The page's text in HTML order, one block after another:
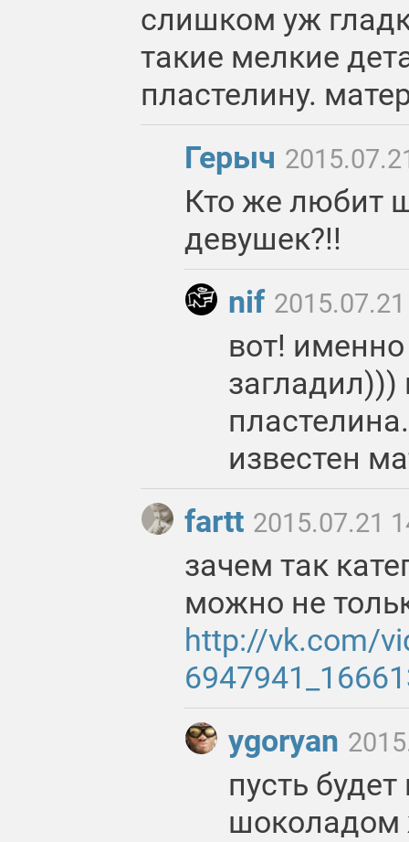
слишком уж
такие мелкие
пластелину.
Герыч
Кто же любит
девушек?!!
nif
вот!
загладил)))
известен
fartt 2015.07.21
зачем так
можно не
http://vk.com/
ygoryan
пусть
шоколадом